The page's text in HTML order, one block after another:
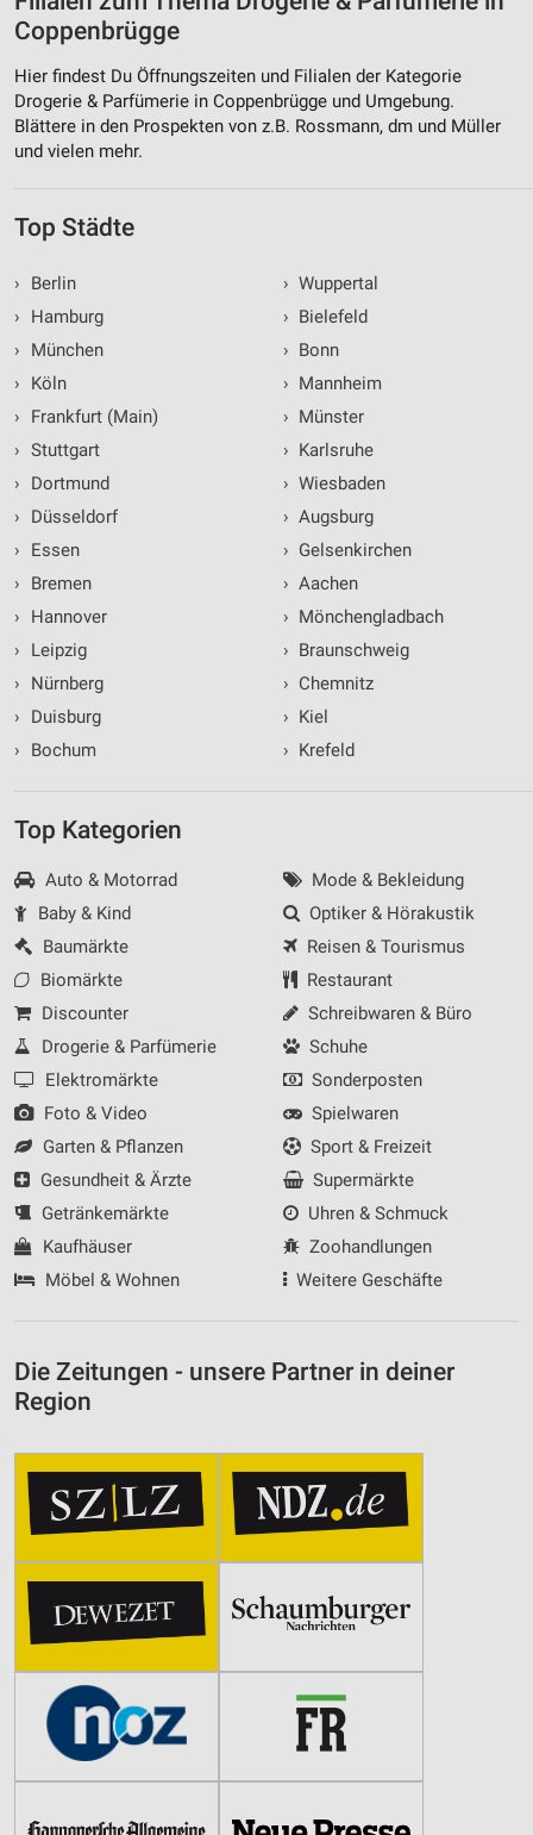
Coppenbrügge
Hier findest Du Öffnungszeiten und Filialen der Kategorie
Drogerie & Parfümerie in Coppenbrügge und Umgebung.
Blättere in den Prospekten von z.B. Rossmann, dm und Müller
und vielen mehr.
Top Städte
›
Berlin
›
Hamburg
›
München
›
Köln
›
Frankfurt (Main)
› Stuttgart
›
Dortmund
›
Düsseldorf
›
Essen
›
Bremen
›
Hannover
›
Leipzig
›
Nürnberg
›
Duisburg
›
Bochum
› Wuppertal
› Bielefeld
› Bonn
› Mannheim
› Münster
› Karlsruhe
› Wiesbaden
› Augsburg
› Gelsenkirchen
› Aachen
› Mönchengladbach
› Braunschweig
› Chemnitz
› Kiel
› Krefeld
Top Kategorien
Auto & Motorrad
Baby & Kind
Baumärkte
Biomärkte
Discounter
Drogerie & Parfümerie
Elektromärkte
Foto & Video
Garten & Pflanzen
Gesundheit & Ärzte
Getränkemärkte
Kaufhäuser
Möbel & Wohnen
Mode & Bekleidung
Optiker & Hörakustik
Reisen & Tourismus
Restaurant
Schreibwaren & Büro
Schuhe
Sonderposten
Spielwaren
Sport & Freizeit
Supermärkte
Uhren & Schmuck
Zoohandlungen
Weitere Geschäfte
Die Zeitungen - unsere Partner in deiner
Region